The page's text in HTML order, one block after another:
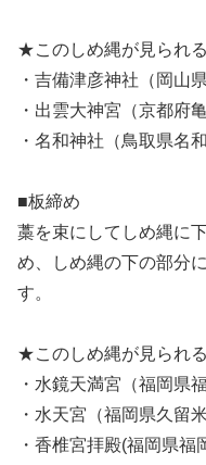
★このしめ縄が見られ
・吉備津彦神社（岡山
・出雲大神宮（京都府
・名和神社（鳥取県名和
■板締め
藁を束にしてしめ縄に
め、しめ縄の下の部分
す。
★このしめ縄が見られ
・水鏡天満宮（福岡県
・水天宮（福岡県久留米
・香椎宮拝殿(福岡県福